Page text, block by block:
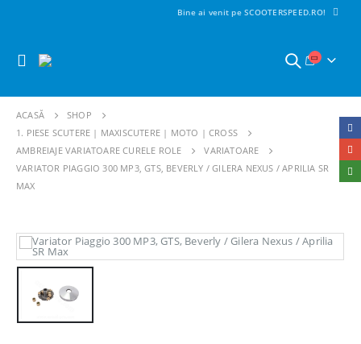
Bine ai venit pe SCOOTERSPEED.RO!
ACASĂ
SHOP
1. PIESE SCUTERE | MAXISCUTERE | MOTO | CROSS
AMBREIAJE VARIATOARE CURELE ROLE
VARIATOARE
VARIATOR PIAGGIO 300 MP3, GTS, BEVERLY / GILERA NEXUS / APRILIA SR
MAX